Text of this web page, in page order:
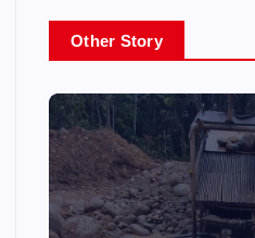
Other Story